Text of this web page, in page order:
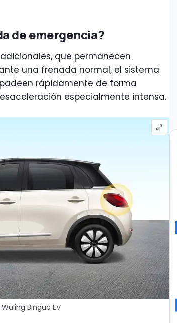
de emergencia?
que permanecen
una frenada normal, el sistema
rápidamente de forma
especialmente intensa.
Binguo EV